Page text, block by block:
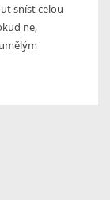
sníst celou
ne,